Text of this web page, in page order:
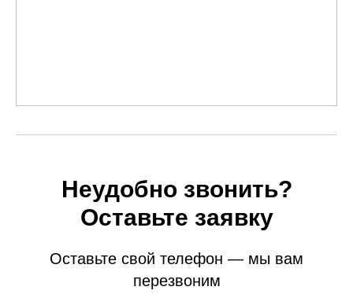
Неудобно звонить?
Оставьте заявку
Оставьте свой телефон — мы вам
перезвоним